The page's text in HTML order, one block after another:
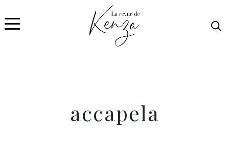
accapela